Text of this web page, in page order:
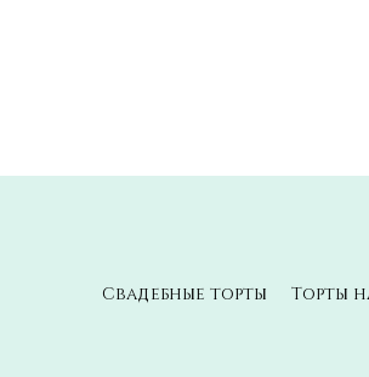
Свадебные торты Торты